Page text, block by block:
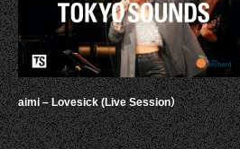
aimi – Lovesick (Live Session）